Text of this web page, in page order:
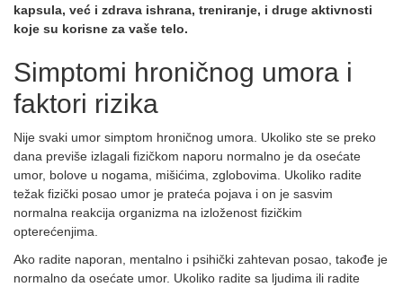
kapsula, već i zdrava ishrana, treniranje, i druge aktivnosti
koje su korisne za vaše telo.
Simptomi hroničnog umora i
faktori rizika
Nije svaki umor simptom hroničnog umora. Ukoliko ste se preko
dana previše izlagali fizičkom naporu normalno je da osećate
umor, bolove u nogama, mišićima, zglobovima. Ukoliko radite
težak fizički posao umor je prateća pojava i on je sasvim
normalna reakcija organizma na izloženost fizičkim
opterećenjima.
Ako radite naporan, mentalno i psihički zahtevan posao, takođe je
normalno da osećate umor. Ukoliko radite sa ljudima ili radite